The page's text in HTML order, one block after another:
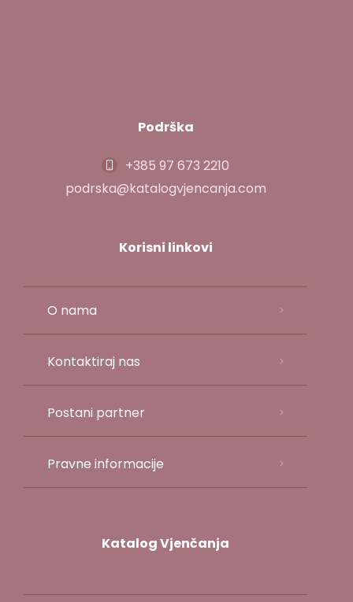
Podrška
+385 97 673 2210
podrska@katalogvjencanja.com
Korisni linkovi
O nama
Kontaktiraj nas
Postani partner
Pravne informacije
Katalog Vjenčanja